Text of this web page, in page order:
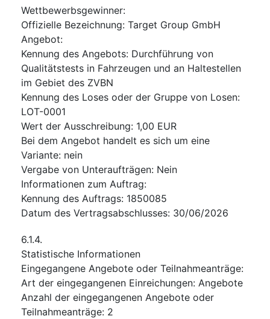
Wettbewerbsgewinner:
Offizielle Bezeichnung: Target Group GmbH
Angebot:
Kennung des Angebots: Durchführung von
Qualitätstests in Fahrzeugen und an Haltestellen
im Gebiet des ZVBN
Kennung des Loses oder der Gruppe von Losen:
LOT-0001
Wert der Ausschreibung: 1,00 EUR
Bei dem Angebot handelt es sich um eine
Variante: nein
Vergabe von Unteraufträgen: Nein
Informationen zum Auftrag:
Kennung des Auftrags: 1850085
Datum des Vertragsabschlusses: 30/06/2026
6.1.4.
Statistische Informationen
Eingegangene Angebote oder Teilnahmeanträge:
Art der eingegangenen Einreichungen: Angebote
Anzahl der eingegangenen Angebote oder
Teilnahmeanträge: 2